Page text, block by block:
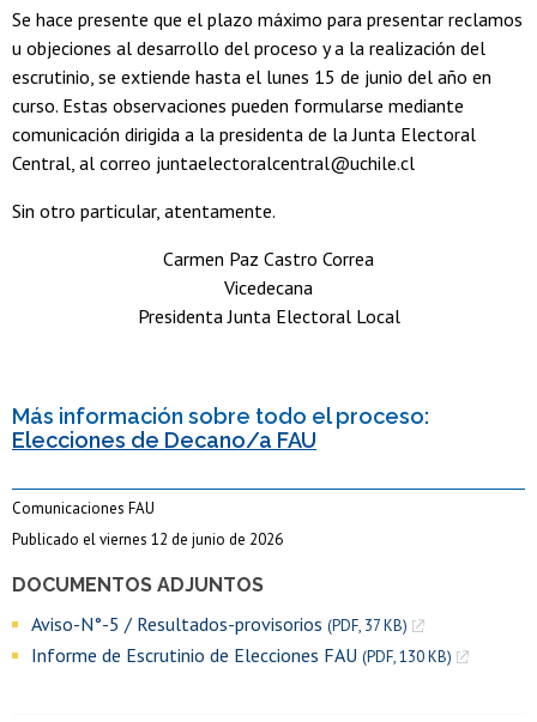
DOCUMENTOS ADJUNTOS
Aviso-N°-5 / Resultados-provisorios (PDF, 37 KB)
Informe de Escrutinio de Elecciones FAU (PDF, 130 KB)
Se hace presente que el plazo máximo para presentar reclamos
u objeciones al desarrollo del proceso y a la realización del
escrutinio, se extiende hasta el lunes 15 de junio del año en
curso. Estas observaciones pueden formularse mediante
comunicación dirigida a la presidenta de la Junta Electoral
Central, al correo juntaelectoralcentral@uchile.cl
Sin otro particular, atentamente.
Carmen Paz Castro Correa
Vicedecana
Presidenta Junta Electoral Local
Más información sobre todo el proceso:
Elecciones de Decano/a FAU
Comunicaciones FAU
Publicado el viernes 12 de junio de 2026